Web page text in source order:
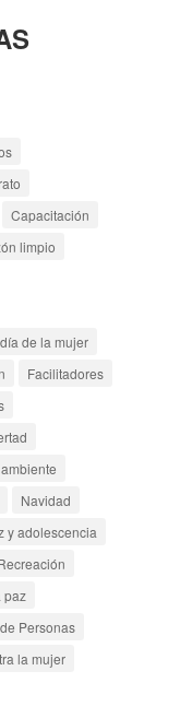
Capacitación
limpio
día de la mujer
Facilitadores
Navidad
y adolescencia
paz
Personas
la mujer